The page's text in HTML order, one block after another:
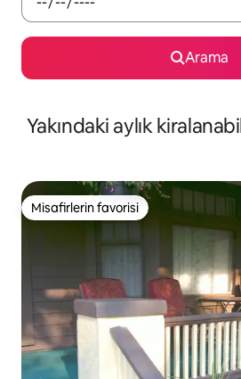
Arama
Yakındaki aylık
Misafirlerin favorisi
Misafirlerin favorisi